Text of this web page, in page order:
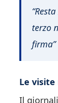
terzo
firma”
Le visite
Il